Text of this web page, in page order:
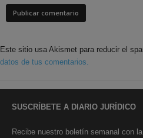
Este sitio usa Akismet para reducir el
datos de tus comentarios.
SUSCRÍBETE A DIARIO JURÍDICO
Recibe nuestro boletín semanal con